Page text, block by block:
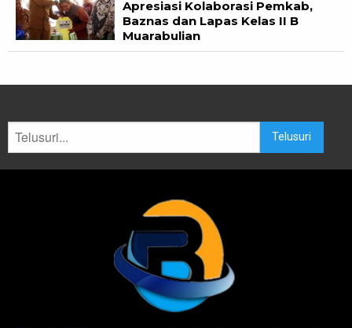
Apresiasi Kolaborasi Pemkab,
Baznas dan Lapas Kelas II B
Muarabulian
Telusuri